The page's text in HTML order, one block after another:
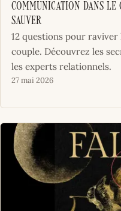
Communication dans
sauver
12 questions pour
couple. Découvrez les
les experts relationnels.
27 mai 2026